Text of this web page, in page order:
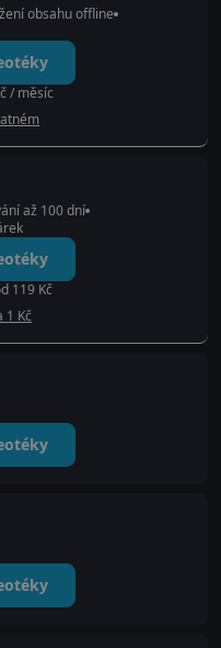
obsahu offline
/ měsíc
až 100 dní
119 Kč
1 Kč